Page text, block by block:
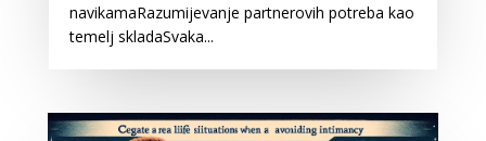
navikamaRazumijevanje partnerovih potreba kao
temelj skladaSvaka...